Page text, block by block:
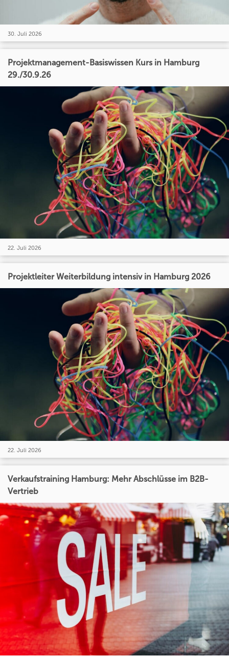
30. Juli 2026
Projektmanagement-Basiswissen Kurs in Hamburg
29./30.9.26
22. Juli 2026
Projektleiter Weiterbildung intensiv in Hamburg 2026
22. Juli 2026
Verkaufstraining Hamburg: Mehr Abschlüsse im B2B-
Vertrieb